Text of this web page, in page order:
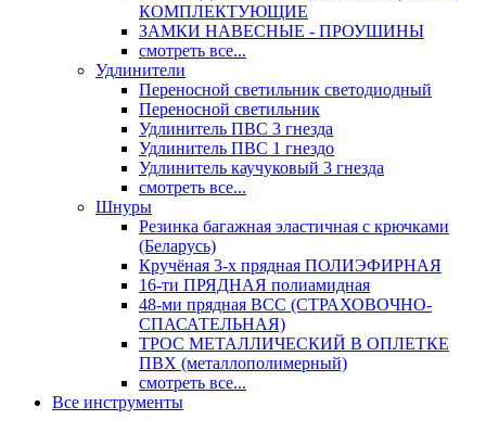
КОМПЛЕКТУЮЩИЕ
ЗАМКИ НАВЕСНЫЕ - ПРОУШИНЫ
смотреть все...
Удлинители
Переносной светильник светодиодный
Переносной светильник
Удлинитель ПВС 3 гнезда
Удлинитель ПВС 1 гнездо
Удлинитель каучуковый 3 гнезда
смотреть все...
Шнуры
Резинка багажная эластичная с крючками
(Беларусь)
Кручёная 3-х прядная ПОЛИЭФИРНАЯ
16-ти ПРЯДНАЯ полиамидная
48-ми прядная ВСС (СТРАХОВОЧНО-
СПАСАТЕЛЬНАЯ)
ТРОС МЕТАЛЛИЧЕСКИЙ В ОПЛЕТКЕ
ПВХ (металлополимерный)
смотреть все...
Все инструменты